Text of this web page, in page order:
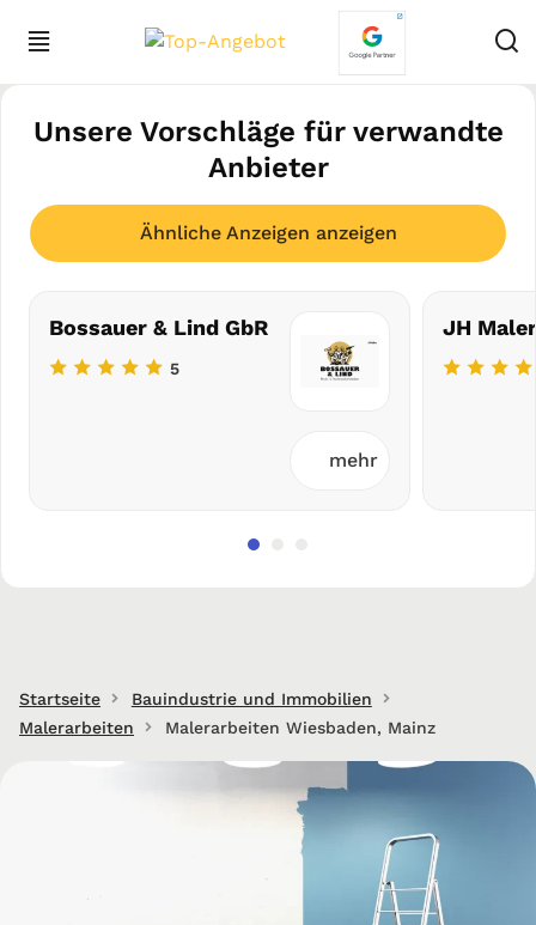
Unsere Vorschläge für verwandte
Anbieter
Ähnliche Anzeigen anzeigen
Bossauer & Lind GbR
5
mehr
JH
Startseite
Bauindustrie und Immobilien
Malerarbeiten
Malerarbeiten Wiesbaden, Mainz